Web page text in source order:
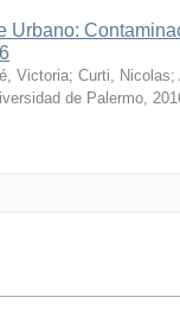
Urbano:
Victoria; Curti, Nicolas;
de Palermo,